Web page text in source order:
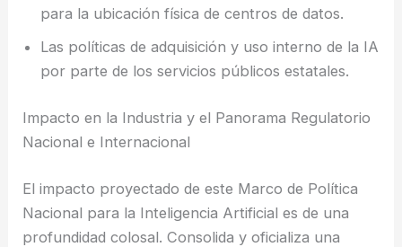
para la ubicación física de centros de datos.
Las políticas de adquisición y uso interno de la IA
por parte de los servicios públicos estatales.
Impacto en la Industria y el Panorama Regulatorio
Nacional e Internacional
El impacto proyectado de este Marco de Política
Nacional para la Inteligencia Artificial es de una
profundidad colosal. Consolida y oficializa una